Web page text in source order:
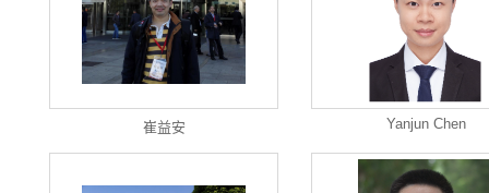
崔益安 Yanjun Chen